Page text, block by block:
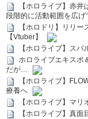
【ホロライブ】赤
段階的に活動範囲を広げ
【ホロドリ】リリ
【Vtuber】
【ホロライブ】ス
ホロライブエキスポ
だが…
【ホロライブ】
療養へ
【ホロライブ】マ
【ホロライブ】真